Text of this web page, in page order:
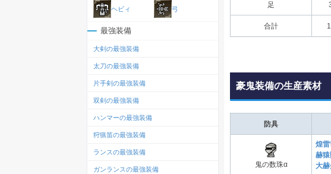
足
合計
豪鬼装備の生産素材
防具
鬼の数珠α
煌
赫
大赫
ヘビィ 弓
最強装備
大剣の最強装備
太刀の最強装備
片手剣の最強装備
双剣の最強装備
ハンマーの最強装備
狩猟笛の最強装備
ランスの最強装備
ガンランスの最強装備